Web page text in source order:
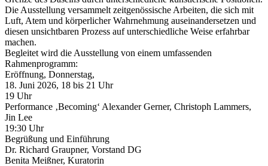
Die Ausstellung versammelt zeitgenössische Arbeiten, die sich mit
Luft, Atem und körperlicher Wahrnehmung auseinandersetzen und
diesen unsichtbaren Prozess auf unterschiedliche Weise erfahrbar
machen.
Begleitet wird die Ausstellung von einem umfassenden
Rahmenprogramm:
Eröffnung, Donnerstag,
18. Juni 2026, 18 bis 21 Uhr
19 Uhr
Performance ‚Becoming‘ Alexander Gerner, Christoph Lammers,
Jin Lee
19:30 Uhr
Begrüßung und Einführung
Dr. Richard Graupner, Vorstand DG
Benita Meißner, Kuratorin